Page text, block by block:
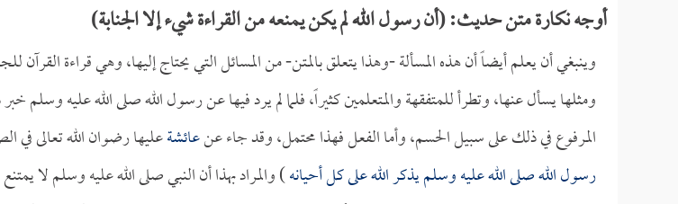
أوجه نكارة متن حديث: (أن رسول الله لم يكن يمنعه من القراءة شيء إلا الجنابة)
وينبغي أن يعلم أيضاً أن هذه المسألة -وهذا يتعلق بالمتن- من المسائل التي يحتاج إليها، وهي قراءة
ومثلها يسأل عنها، وتطرأ للمتفقهة والمتعلمين كثيراً، فلما لم يرد فيها عن رسول الله صلى الله عليه وسلم
المرفوع في ذلك على سبيل الحسم، وأما الفعل فهذا محتمل، وقد جاء عنعائشةعليها رضوان الله تعالى في
رسول الله صلى الله عليه وسلم يذكر الله على كل أحيانه) والمراد بهذا أن النبي صلى الله عليه وسلم لا